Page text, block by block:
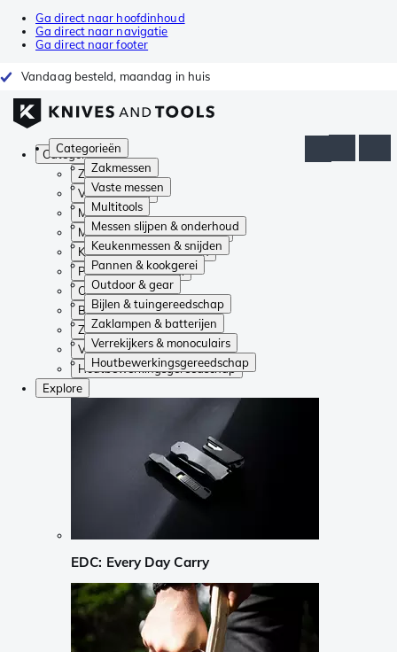
Ga direct naar hoofdinhoud
Ga direct naar navigatie
Ga direct naar footer
Vandaag besteld, maandag in huis
Categorieën
Zakmessen
Vaste messen
Multitools
Messen slijpen & onderhoud
Keukenmessen & snijden
Pannen & kookgerei
Outdoor & gear
Bijlen & tuingereedschap
Zaklampen & batterijen
Verrekijkers & monoculairs
Houtbewerkingsgereedschap
Categorieën
Zakmessen
Vaste messen
Multitools
Messen slijpen & onderhoud
Keukenmessen & snijden
Pannen & kookgerei
Outdoor & gear
Bijlen & tuingereedschap
Zaklampen & batterijen
Verrekijkers & monoculairs
Houtbewerkingsgereedschap
Explore
EDC: Every Day Carry